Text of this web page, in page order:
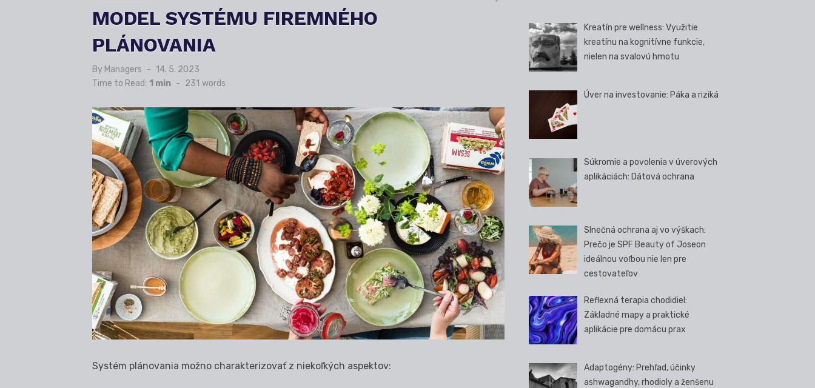
MODEL SYSTÉMU FIREMNÉHO
PLÁNOVANIA
By Managers
Posted
on
14. 5. 2023
Time to Read: 1 min - 231 words
Systém plánovania možno charakterizovať z niekoľkých aspektov:
Kreatín pre wellness: Využitie
kreatínu na kognitívne funkcie,
nielen na svalovú hmotu
Úver na investovanie: Páka a riziká
Súkromie a povolenia v úverových
aplikáciách: Dátová ochrana
Slnečná ochrana aj vo výškach:
Prečo je SPF Beauty of Joseon
ideálnou voľbou nie len pre
cestovateľov
Reflexná terapia chodidiel:
Základné mapy a praktické
aplikácie pre domácu prax
Adaptogény: Prehľad, účinky
ashwagandhy, rhodioly a ženšenu